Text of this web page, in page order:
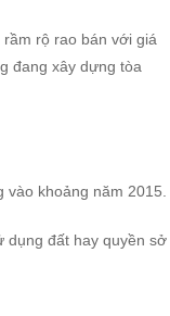
rộ rao bán với giá
đang xây dựng tòa
khoảng năm 2015.
dụng đất hay quyền sở